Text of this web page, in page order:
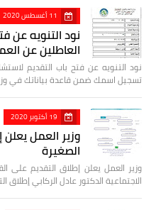
11 أغسطس 2020
نود التنويه عن
العاطلين عن
نود التنويه عن فتح باب التقديم
تسجيل اسمك ضمن قاعدة بياناتك في
19 أكتوبر 2020
وزير العمل
الصغيرة
وزير العمل يعلن إطلاق التقديم على
الاجتماعية الدكتور عادل الركابي إطلاق